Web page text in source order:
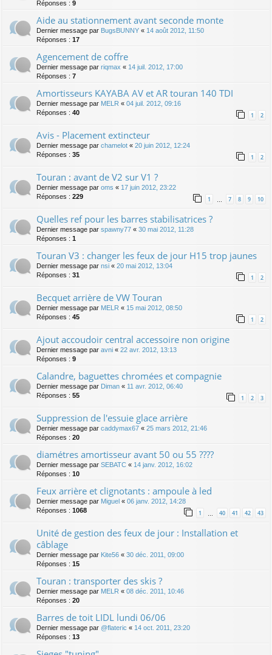
Réponses : 9
Aide au stationnement avant seconde monte
Dernier message par BugsBUNNY « 14 août 2012, 11:50
Réponses : 17
Agencement de coffre
Dernier message par riqmax « 14 juil. 2012, 17:00
Réponses : 7
Amortisseurs KAYABA AV et AR touran 140 TDI
Dernier message par MELR « 04 juil. 2012, 09:16
Réponses : 40 1 2
Avis - Placement extincteur
Dernier message par chamelot « 20 juin 2012, 12:24
Réponses : 35 1 2
Touran : avant de V2 sur V1 ?
Dernier message par oms « 17 juin 2012, 23:22
Réponses : 229 1 … 7 8 9 10
Quelles ref pour les barres stabilisatrices ?
Dernier message par spawny77 « 30 mai 2012, 11:28
Réponses : 1
Touran V3 : changer les feux de jour H15 trop jaunes
Dernier message par nsi « 20 mai 2012, 13:04
Réponses : 31 1 2
Becquet arrière de VW Touran
Dernier message par MELR « 15 mai 2012, 08:50
Réponses : 45 1 2
Ajout accoudoir central accessoire non origine
Dernier message par avni « 22 avr. 2012, 13:13
Réponses : 9
Calandre, baguettes chromées et compagnie
Dernier message par Diman « 11 avr. 2012, 06:40
Réponses : 55 1 2 3
Suppression de l'essuie glace arrière
Dernier message par caddymax67 « 25 mars 2012, 21:46
Réponses : 20
diamétres amortisseur avant 50 ou 55 ????
Dernier message par SEBATC « 14 janv. 2012, 16:02
Réponses : 10
Feux arrière et clignotants : ampoule à led
Dernier message par Miguel « 06 janv. 2012, 14:28
Réponses : 1068 1 … 40 41 42 43
Unité de gestion des feux de jour : Installation et
câblage
Dernier message par Kite56 « 30 déc. 2011, 09:00
Réponses : 15
Touran : transporter des skis ?
Dernier message par MELR « 08 déc. 2011, 10:46
Réponses : 20
Barres de toit LIDL lundi 06/06
Dernier message par @flateric « 14 oct. 2011, 23:20
Réponses : 13